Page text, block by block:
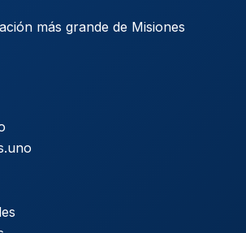
más grande de Misiones